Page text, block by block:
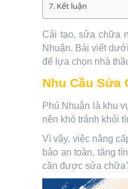
Kết luận
Cải tạo, sửa chữa
Nhuận. Bài viết
để lựa chọn nhà
Nhu Cầu Sửa
Phú Nhuận là khu
nên khó tránh khỏi
Vì vậy, việc nâng
bảo an toàn, tăng
cần được sửa